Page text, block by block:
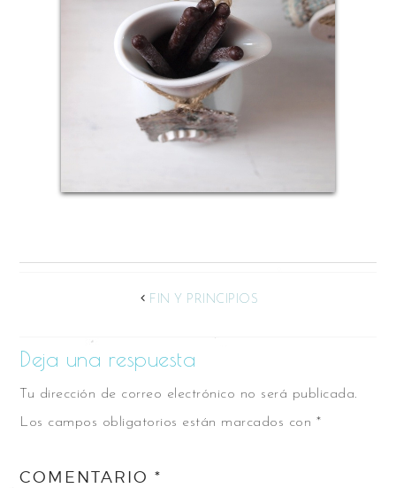
FIN Y PRINCIPIOS
Deja una respuesta
Tu dirección de correo electrónico no será publicada.
Los campos obligatorios están marcados con *
COMENTARIO*